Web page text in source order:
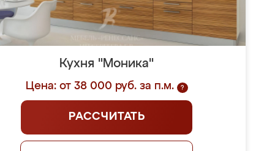
Кухня "Моника"
Цена: от 38 000 руб. за п.м. ?
РАССЧИТАТЬ